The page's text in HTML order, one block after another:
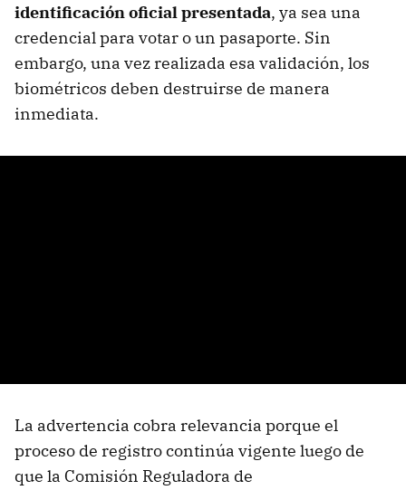
identificación oficial presentada, ya sea una
credencial para votar o un pasaporte. Sin
embargo, una vez realizada esa validación, los
biométricos deben destruirse de manera
inmediata.
La advertencia cobra relevancia porque el
proceso de registro continúa vigente luego de
que la Comisión Reguladora de